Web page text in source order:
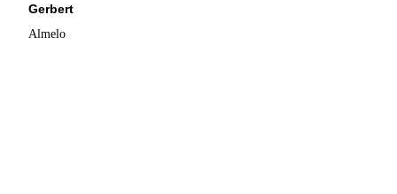
Gerbert
Almelo